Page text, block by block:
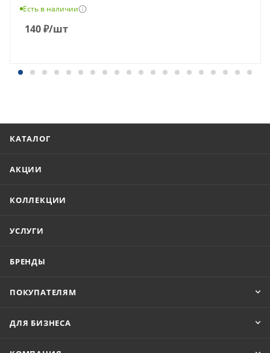
Есть в наличии
140₽/шт
КАТАЛОГ
АКЦИИ
КОЛЛЕКЦИИ
УСЛУГИ
БРЕНДЫ
ПОКУПАТЕЛЯМ
ДЛЯ БИЗНЕСА